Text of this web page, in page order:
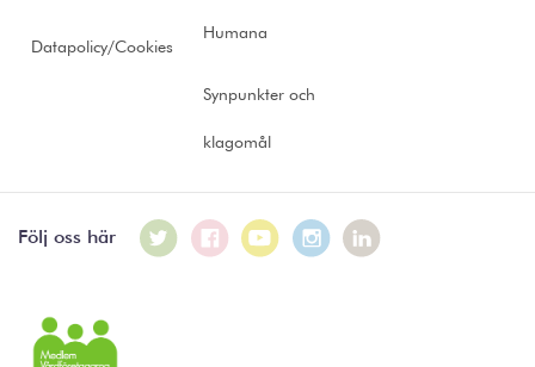
Datapolicy/Cookies
Humana
Synpunkter och
klagomål
Följ oss här